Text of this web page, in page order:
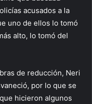
acusados a la
uno de ellos lo tomó
alto, lo tomó del
de reducción, Neri
por lo que se
hicieron algunos